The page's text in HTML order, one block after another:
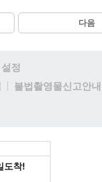
다음
설정
불법촬영물신고안내